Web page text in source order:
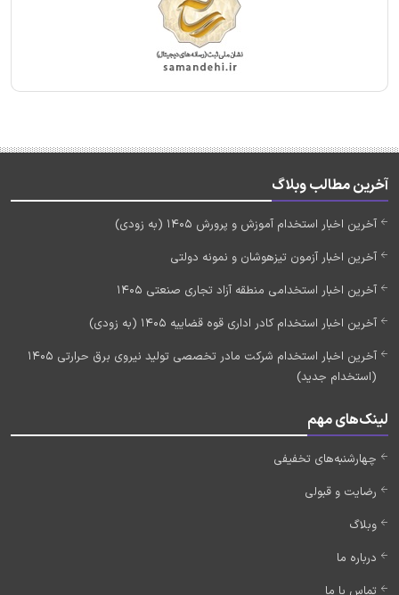
آخرین مطالب وبلاگ
آخرین اخبار استخدام آموزش و پرورش 1405 (به زودی)
آخرین اخبار آزمون تیزهوشان و نمونه دولتی
آخرین اخبار استخدامی منطقه آزاد تجاری صنعتی 1405
آخرین اخبار استخدام کادر اداری قوه قضاییه 1405 (به زودی)
آخرین اخبار استخدام شرکت مادر تخصصی تولید نیروی برق حرارتی 1405
(استخدام جدید)
لینک‌های مهم
چهارشنبه‌های تخفیفی
رضایت و قبولی
وبلاگ
درباره ما
تماس با ما